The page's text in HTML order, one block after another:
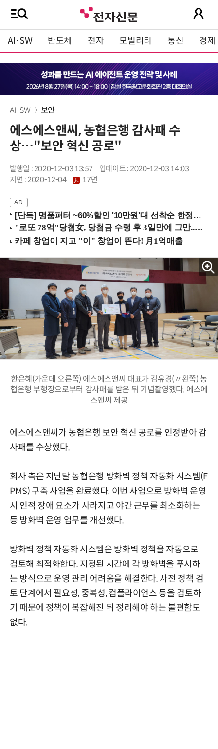
AI·SW 반도체 전자 모빌리티 통신 경제
AI·SW 보안
에스에스앤씨, 농협은행 감사패 수
상…"보안 혁신 공로"
발행일 : 2020-12-03 13:57
업데이트 : 2020-12-03 14:03
지면 :2020-12-04 17면
[단독] 명품퍼터 ~60%할인 '10만원'대 선착순 한정판매!
한은혜(가운데 오른쪽) 에스에스앤씨 대표가 김유경(〃왼쪽) 농
협은행 부행장으로부터 감사패를 받은 뒤 기념촬영했다. 에스에
스앤씨 제공
에스에스앤씨가 농협은행 보안 혁신 공로를 인정받아 감
사패를 수상했다.
회사 측은 지난달 농협은행 방화벽 정책 자동화 시스템(F
PMS) 구축 사업을 완료했다. 이번 사업으로 방화벽 운영
시 인적 장애 요소가 사라지고 야간 근무를 최소화하는
등 방화벽 운영 업무를 개선했다.
방화벽 정책 자동화 시스템은 방화벽 정책을 자동으로
검토해 최적화한다. 지정된 시간에 각 방화벽을 푸시하
는 방식으로 운영 관리 어려움을 해결한다. 사전 정책 검
토 단계에서 필요성, 중복성, 컴플라이언스 등을 검토하
기 때문에 정책이 복잡해진 뒤 정리해야 하는 불편함도
없다.